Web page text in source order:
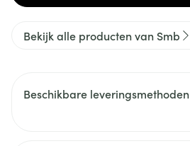
Bekijk alle producten van Smb
Beschikbare leveringsmethoden